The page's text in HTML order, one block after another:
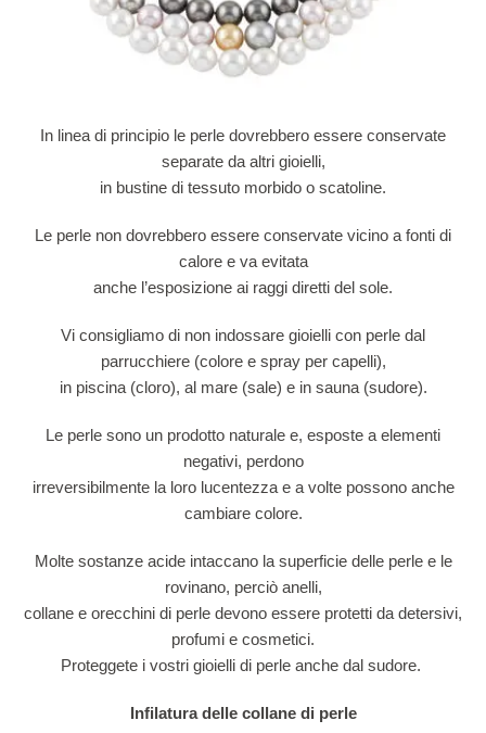
In linea di principio le perle dovrebbero essere conservate
separate da altri gioielli,
in bustine di tessuto morbido o scatoline.
Le perle non dovrebbero essere conservate vicino a fonti di
calore e va evitata
anche l’esposizione ai raggi diretti del sole.
Vi consigliamo di non indossare gioielli con perle dal
parrucchiere (colore e spray per capelli),
in piscina (cloro), al mare (sale) e in sauna (sudore).
Le perle sono un prodotto naturale e, esposte a elementi
negativi, perdono
irreversibilmente la loro lucentezza e a volte possono anche
cambiare colore.
Molte sostanze acide intaccano la superficie delle perle e le
rovinano, perciò anelli,
collane e orecchini di perle devono essere protetti da detersivi,
profumi e cosmetici.
Proteggete i vostri gioielli di perle anche dal sudore.
Infilatura delle collane di perle